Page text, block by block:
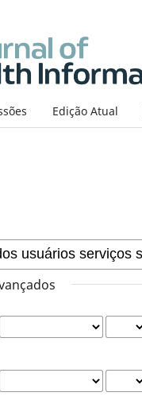
Edição Atual